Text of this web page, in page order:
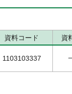
資料コード 資
1103103337